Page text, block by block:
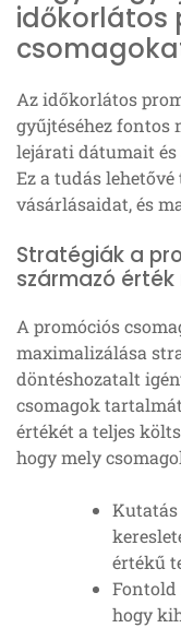
időkorlátos
Az időkorlátos
gyűjtéséhez fontos
lejárati dátumait
Ez a tudás
vásárlásaidat, és
Stratégiák a
származó
A promóciós
maximalizálása
döntéshozatalt
csomagok
értékét a teljes
hogy mely
Kutatás
értékű
Fontold
hogy